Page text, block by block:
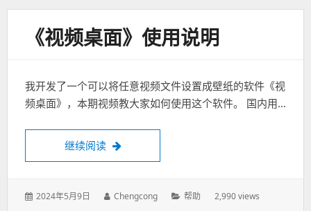
《视频桌面》使用说明
我开发了一个可以将任意视频文件设置成壁纸的软件《视
频桌面》，本期视频教大家如何使用这个软件。 国内用…
继续阅读 《视频桌面》使用说明
发
2024年5月9日
作
Chengcong
分
帮助 2,990 views